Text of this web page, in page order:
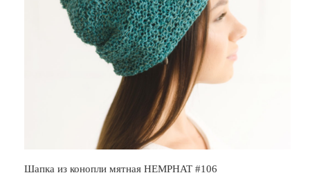
Шапка из конопли мятная HEMPHAT #106